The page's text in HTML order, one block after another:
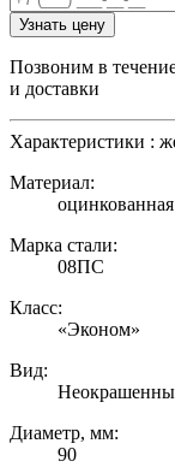
Узнать цену
Позвоним в
и доставки
Характеристики :
Материал:
оцинкованная
Марка стали:
08ПС
Класс:
«Эконом»
Вид:
Диаметр, мм:
90